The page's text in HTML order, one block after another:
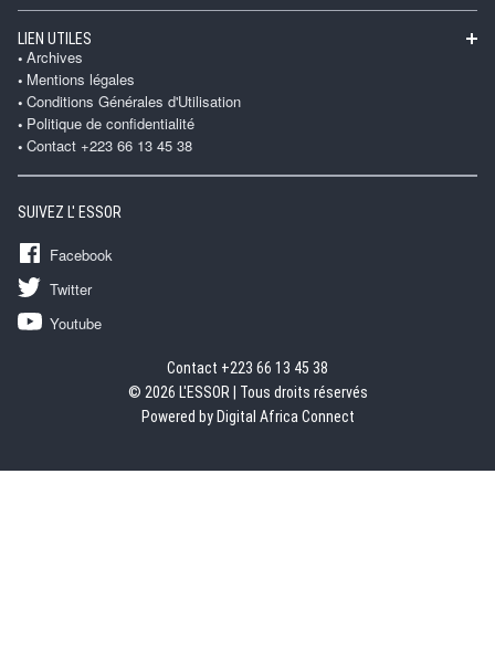
LIEN UTILES
Archives
Mentions légales
Conditions Générales d'Utilisation
Politique de confidentialité
Contact +223 66 13 45 38
SUIVEZ L' ESSOR
Facebook
Twitter
Youtube
Contact +223 66 13 45 38
© 2026 L'ESSOR | Tous droits réservés
Powered by Digital Africa Connect